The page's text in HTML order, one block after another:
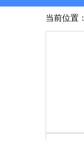
当前位置：